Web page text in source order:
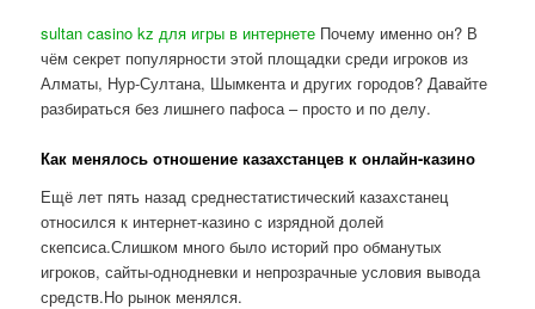
sultan casino kz для игры в интернете Почему именно он? В
чём секрет популярности этой площадки среди игроков из
Алматы, Нур-Султана, Шымкента и других городов? Давайте
разбираться без лишнего пафоса – просто и по делу.
Как менялось отношение казахстанцев к онлайн-казино
Ещё лет пять назад среднестатистический казахстанец
относился к интернет-казино с изрядной долей
скепсиса.Слишком много было историй про обманутых
игроков, сайты-однодневки и непрозрачные условия вывода
средств.Но рынок менялся.